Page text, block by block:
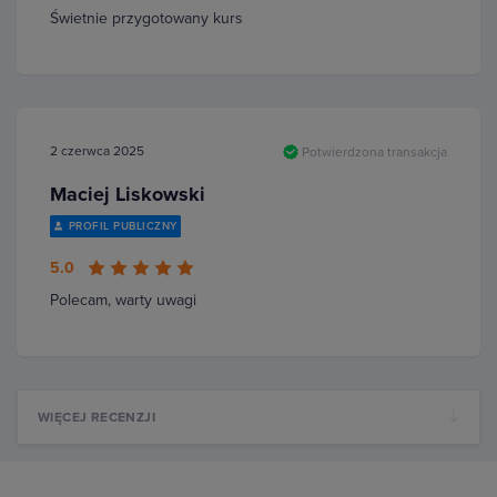
Świetnie przygotowany kurs
2 czerwca 2025 Potwierdzona transakcja
Maciej Liskowski
PROFIL PUBLICZNY
5.0
Polecam, warty uwagi
WIĘCEJ RECENZJI